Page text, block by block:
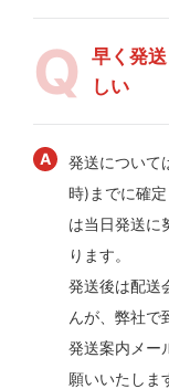
早く発
しい
発送について
時)までに確
は当日発送に
ります。
発送後は配送
んが、弊社で
発送案内メー
願いいたしま